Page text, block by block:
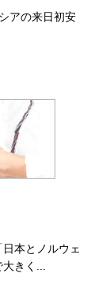
アの来日初安
本とノルウェ
きく...